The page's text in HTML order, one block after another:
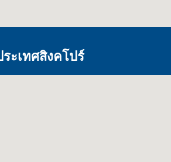
ระเทศสิงคโปร์